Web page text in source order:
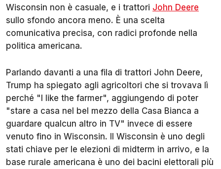
Wisconsin non è casuale, e i trattori John Deere
sullo sfondo ancora meno. È una scelta
comunicativa precisa, con radici profonde nella
politica americana.
Parlando davanti a una fila di trattori John Deere,
Trump ha spiegato agli agricoltori che si trovava lì
perché "I like the farmer", aggiungendo di poter
"stare a casa nel bel mezzo della Casa Bianca a
guardare qualcun altro in TV" invece di essere
venuto fino in Wisconsin. Il Wisconsin è uno degli
stati chiave per le elezioni di midterm in arrivo, e la
base rurale americana è uno dei bacini elettorali più